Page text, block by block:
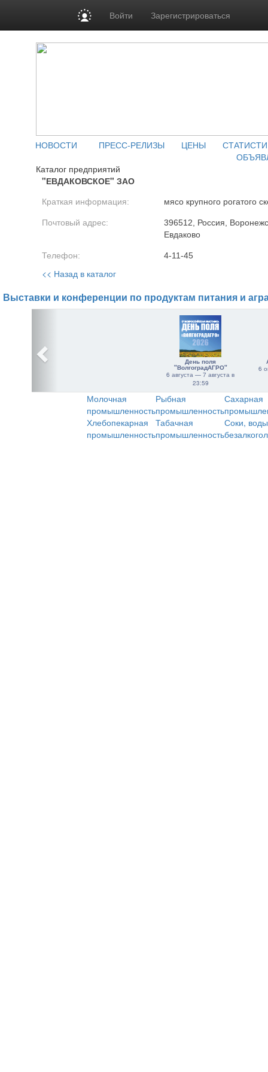
Войти Зарегистрироваться
НОВОСТИ ПРЕСС-РЕЛИЗЫ ЦЕНЫ
Каталог предприятий
"ЕВДАКОВСКОЕ" ЗАО
Краткая информация: мясо крупного рогатого
Почтовый адрес:
396512, Россия,
Евдаково
Телефон: 4-11-45
<< Назад в каталог
Выставки и конференции по продуктам питания и
День поля
"ВолгоградАГРО"
6 августа — 7 августа в
23:59
6
Молочная
промышленность
Рыбная
промышленность
Сахарная
Хлебопекарная
промышленность
Табачная
промышленность
Соки,